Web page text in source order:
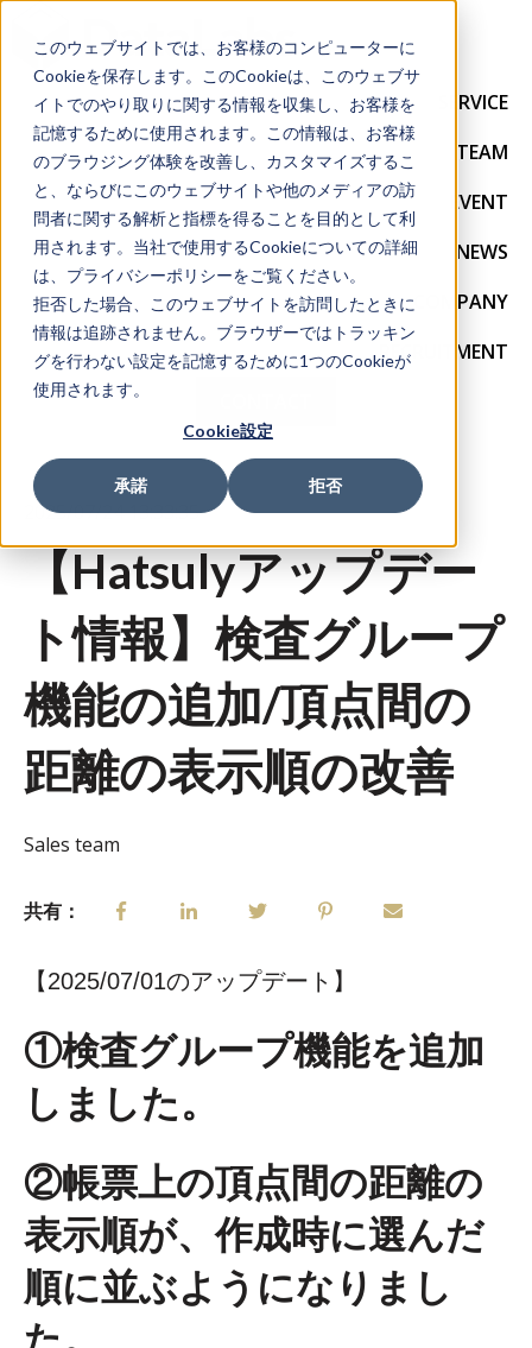
このウェブサイトでは、お客様のコンピューターに
Cookieを保存します。このCookieは、このウェブサ
イトでのやり取りに関する情報を収集し、お客様を
記憶するために使用されます。この情報は、お客様
のブラウジング体験を改善し、カスタマイズするこ
と、ならびにこのウェブサイトや他のメディアの訪
問者に関する解析と指標を得ることを目的として利
用されます。当社で使用するCookieについての詳細
は、プライバシーポリシーをご覧ください。
拒否した場合、このウェブサイトを訪問したときに
情報は追跡されません。ブラウザーではトラッキン
グを行わない設定を記憶するために1つのCookieが
使用されます。
Cookie設定
承諾 拒否
SERVICE
TEAM
EVENT
NEWS
COMPANY
RECRUITMENT
2025/07/24 13:33:35
【Hatsulyアップデー
ト情報】検査グループ
機能の追加/頂点間の
距離の表示順の改善
Sales team
共有：
【2025/07/01のアップデート】
①検査グループ機能を追加
しました。
②帳票上の頂点間の距離の
表示順が、作成時に選んだ
順に並ぶようになりまし
た。